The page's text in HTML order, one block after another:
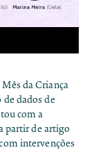
da Criança
dados de
com a
partir de artigo
intervenções